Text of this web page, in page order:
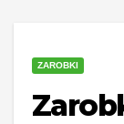
ZAROBKI